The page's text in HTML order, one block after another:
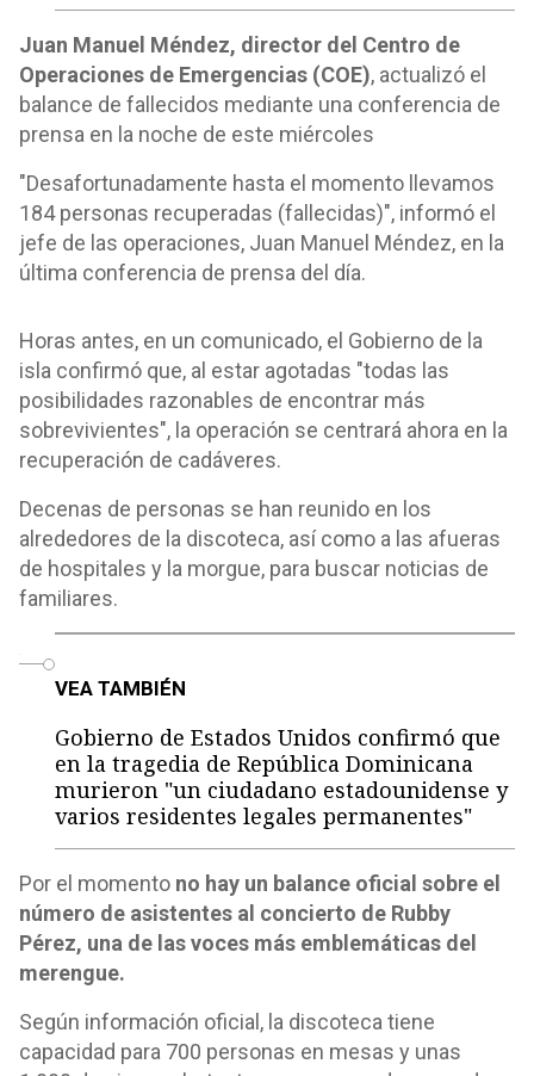
Juan Manuel Méndez, director del Centro de
Operaciones de Emergencias (COE), actualizó el
balance de fallecidos mediante una conferencia de
prensa en la noche de este miércoles
"Desafortunadamente hasta el momento llevamos
184 personas recuperadas (fallecidas)", informó el
jefe de las operaciones, Juan Manuel Méndez, en la
última conferencia de prensa del día.
Horas antes, en un comunicado, el Gobierno de la
isla confirmó que, al estar agotadas "todas las
posibilidades razonables de encontrar más
sobrevivientes", la operación se centrará ahora en la
recuperación de cadáveres.
Decenas de personas se han reunido en los
alrededores de la discoteca, así como a las afueras
de hospitales y la morgue, para buscar noticias de
familiares.
VEA TAMBIÉN
Gobierno de Estados Unidos confirmó que
en la tragedia de República Dominicana
murieron "un ciudadano estadounidense y
varios residentes legales permanentes"
Por el momento no hay un balance oficial sobre el
número de asistentes al concierto de Rubby
Pérez, una de las voces más emblemáticas del
merengue.
Según información oficial, la discoteca tiene
capacidad para 700 personas en mesas y unas